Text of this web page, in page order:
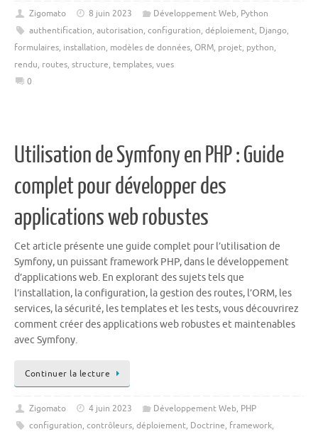
Zigomato 8 juin 2023 Développement Web, Python
authentification, autorisation, configuration, déploiement, Django,
formulaires, installation, modèles de données, ORM, projet, python,
rendu, routes, structure, templates, vues
0
Utilisation de Symfony en PHP : Guide
complet pour développer des
applications web robustes
Cet article présente une guide complet pour l’utilisation de
Symfony, un puissant framework PHP, dans le développement
d’applications web. En explorant des sujets tels que
l’installation, la configuration, la gestion des routes, l’ORM, les
services, la sécurité, les templates et les tests, vous découvrirez
comment créer des applications web robustes et maintenables
avec Symfony.
Continuer la lecture
Zigomato 4 juin 2023 Développement Web, PHP
configuration, contrôleurs, déploiement, Doctrine, framework,